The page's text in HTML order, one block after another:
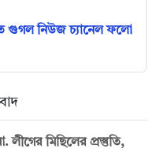
গুগল নিউজ চ্যানেল ফলো
লীগের মিছিলের প্রস্তুতি,